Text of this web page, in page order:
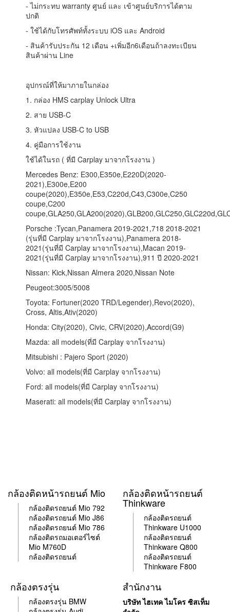
- ไม่กระทบ warranty ศูนย์ และ เข้าศูนย์บริการได้ตาม
ปกติ
- ใช้ได้กับโทรศัพท์ทั้งระบบ iOS และ Android
- สินค้ารับประกัน 12 เดือน +เพิ่มอีก6เดือนถ้าลงทะเบียน
สินค้าผ่าน Line
อุปกรณ์ที่ให้มาภายในกล่อง
1. กล่อง HMS carplay Unlock Ultra
2. สาย USB-C
3. หัวแปลง USB-C to USB
4. คู่มือการใช้งาน
ใช้ได้ในรถ ( ที่มี Carplay มาจากโรงงาน )
Mercedes Benz: E300,E350e,E220D(2020-
2021),E300e,E200
coupe(2020),E350e,E53,C220d,C43,C300e,C250
coupe,C200
Porsche :Tycan,Panamera 2019-2021,718 2018-2021
(รุ่นที่มี Carplay มาจากโรงงาน),Panamera 2018-
2021(รุ่นที่มี Carplay มาจากโรงงาน),Macan 2019-
2021(รุ่นที่มี Carplay มาจากโรงงาน),911 ปี 2020-2021
Nissan: Kick,Nissan Almera 2020,Nissan Note
Peugeot:3005/5008
Toyota: Fortuner(2020 TRD/Legender),Revo(2020),
Cross, Altis,Ativ(2020)
Honda: City(2020), Civic, CRV(2020),Accord(G9)
Mazda: all models(ที่มี Carplay จากโรงงาน)
Mitsubishi : Pajero Sport (2020)
Volvo: all models(ที่มี Carplay จากโรงงาน)
Ford: all models(ที่มี Carplay จากโรงงาน)
Maserati: all models(ที่มี Carplay จากโรงงาน)
กล้องติดหน้ารถยนต์ Mio
กล้องติดรถยนต์ Mio 792
กล้องติดรถยนต์ Mio J86
กล้องติดรถยนต์ Mio 786
กล้องติดรถมอเตอร์ไซต์
Mio M760D
กล้องติดรถยนต์
กล้องติดหน้ารถยนต์
Thinkware
กล้องติดรถยนต์
Thinkware U1000
กล้องติดรถยนต์
Thinkware Q800
กล้องติดรถยนต์
Thinkware F800
กล้องตรงรุ่น
กล้องตรงรุ่น BMW
สำนักงาน
บริษัท ไฮเทค ไมโคร ซิสเท็ม